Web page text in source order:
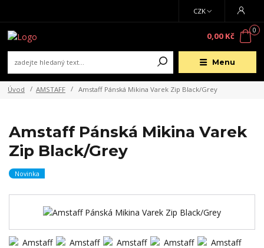
Menu
CZK
0
0,00 Kč
Úvod AMSTAFF Amstaff Pánská Mikina Varek Zip Black/Grey
Amstaff Pánská Mikina Varek
Zip Black/Grey
Novinka